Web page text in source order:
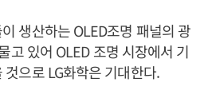
생산하는 OLED조명 패널의 광
고 있어 OLED 조명 시장에서 기
으로 LG화학은 기대한다.